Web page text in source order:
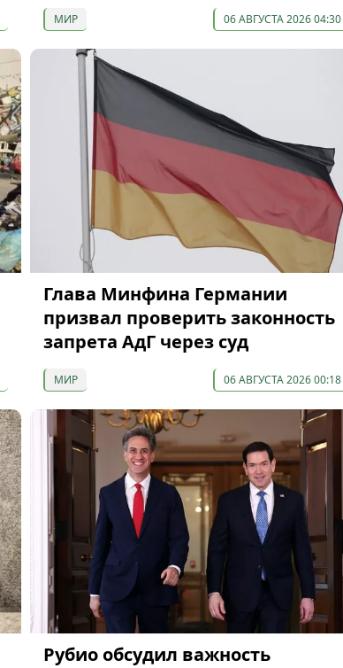
МИР 06 АВГУСТА 2026 04:30
Глава Минфина Германии
призвал проверить законность
запрета АдГ через суд
МИР 06 АВГУСТА 2026 00:18
Рубио обсудил важность